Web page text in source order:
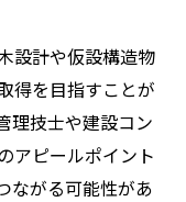
設計や仮設構造物
得を目指すことが
理技士や建設コン
アピールポイント
ながる可能性があ